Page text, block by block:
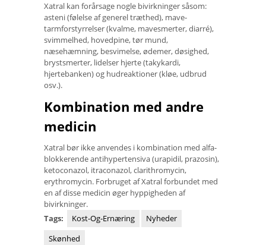
Xatral kan forårsage nogle bivirkninger såsom:
asteni (følelse af generel træthed), mave-
tarmforstyrrelser (kvalme, mavesmerter, diarré),
svimmelhed, hovedpine, tør mund,
næsehæmning, besvimelse, ødemer, døsighed,
brystsmerter, lidelser hjerte (takykardi,
hjertebanken) og hudreaktioner (kløe, udbrud
osv.).
Kombination med andre
medicin
Xatral bør ikke anvendes i kombination med alfa-
blokkerende antihypertensiva (urapidil, prazosin),
ketoconazol, itraconazol, clarithromycin,
erythromycin. Forbruget af Xatral forbundet med
en af ​​disse medicin øger hyppigheden af ​​
bivirkninger.
Tags:
Kost-Og-Ernæring
Nyheder
Skønhed